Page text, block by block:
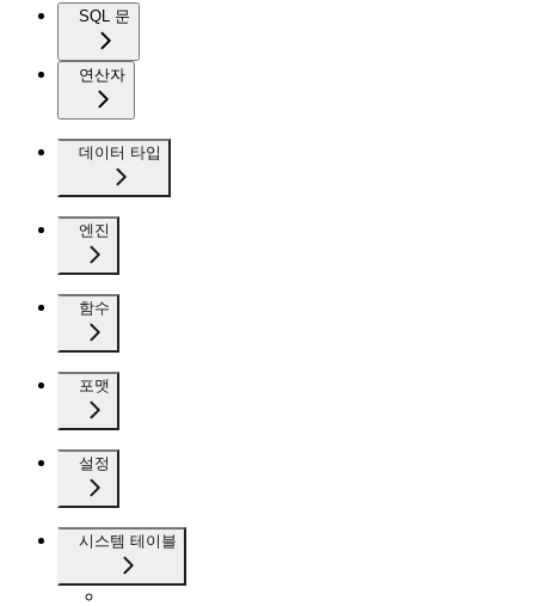
SQL 문
연산자
데이터 타입
엔진
함수
포맷
설정
시스템 테이블